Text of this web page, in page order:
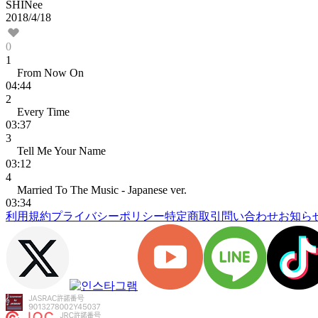
SHINee
2018/4/18
0
1
From Now On
04:44
2
Every Time
03:37
3
Tell Me Your Name
03:12
4
Married To The Music - Japanese ver.
03:34
利用規約プライバシーポリシー特定商取引 問い合わせお知ら